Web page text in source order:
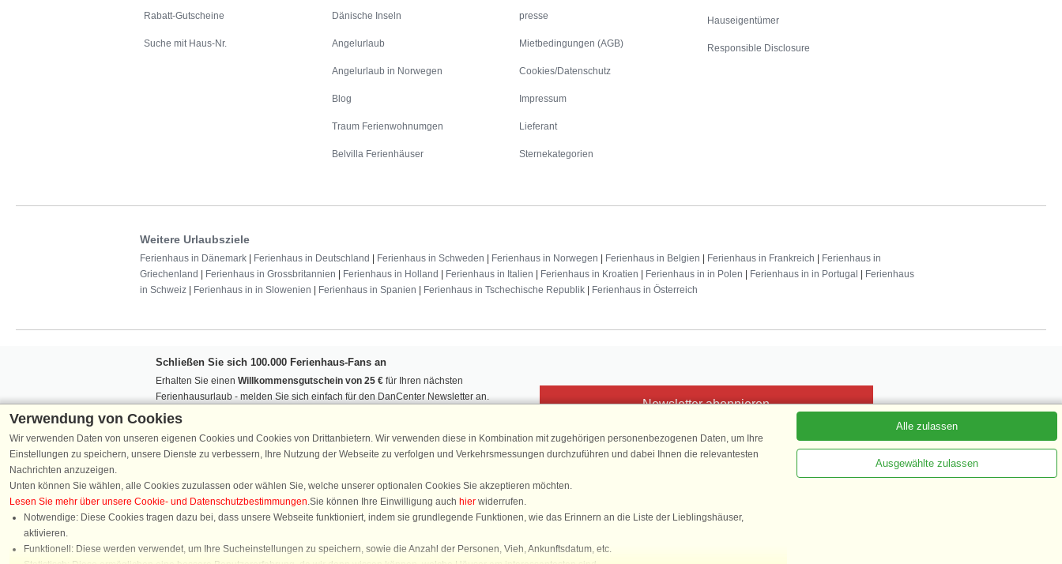
Rabatt-Gutscheine
Suche mit Haus-Nr.
Dänische Inseln
Angelurlaub
Angelurlaub in Norwegen
Blog
Traum Ferienwohnumgen
Belvilla Ferienhäuser
presse
Mietbedingungen (AGB)
Cookies/Datenschutz
Impressum
Lieferant
Sternekategorien
Hauseigentümer
Responsible Disclosure
Weitere Urlaubsziele
Ferienhaus in Dänemark Ferienhaus in Deutschland Ferienhaus in Schweden Ferienhaus in Norwegen Ferienhaus in Belgien Ferienhaus in Frankreich
Ferienhaus in
Griechenland
Ferienhaus in Grossbritannien Ferienhaus in Holland Ferienhaus in Italien Ferienhaus in Kroatien Ferienhaus in in Polen Ferienhaus in in Portugal
Ferienhaus
in Schweiz
Ferienhaus in in Slowenien Ferienhaus in Spanien Ferienhaus in Tschechische Republik Ferienhaus in Österreich
Schließen Sie sich 100.000 Ferienhaus-Fans an
Erhalten Sie einen Willkommensgutschein von 25 € für Ihren nächsten
Ferienhausurlaub - melden Sie sich einfach für den DanCenter Newsletter an.
Verpassen Sie nie wieder exklusive Angebote, Gewinnspiele und Urlaubstipps!
Newsletter abonnieren
Folgen Sie uns:
basierend auf mehr 135.870 Kundenbewertungen
Sie sind hier: Hejlsminde Strand, Südöstliches Jütland und Als, Dänemark
Verwendung von Cookies
Wir verwenden Daten von unseren eigenen Cookies und Cookies von Drittanbietern. Wir verwenden diese in Kombination mit zugehörigen personenbezogenen Daten, um Ihre
Einstellungen zu speichern, unsere Dienste zu verbessern, Ihre Nutzung der Webseite zu verfolgen und Verkehrsmessungen durchzuführen und dabei Ihnen die relevantesten
Nachrichten anzuzeigen.
Unten können Sie wählen, alle Cookies zuzulassen oder wählen Sie, welche unserer optionalen Cookies Sie akzeptieren möchten.
Lesen Sie mehr über unsere Cookie- und Datenschutzbestimmungen.Sie können Ihre Einwilligung auch hier widerrufen.
Notwendige: Diese Cookies tragen dazu bei, dass unsere Webseite funktioniert, indem sie grundlegende Funktionen, wie das Erinnern an die Liste der Lieblingshäuser,
aktivieren.
Funktionell: Diese werden verwendet, um Ihre Sucheinstellungen zu speichern, sowie die Anzahl der Personen, Vieh, Ankunftsdatum, etc.
Alle zulassen
Ausgewählte zulassen
Chatten